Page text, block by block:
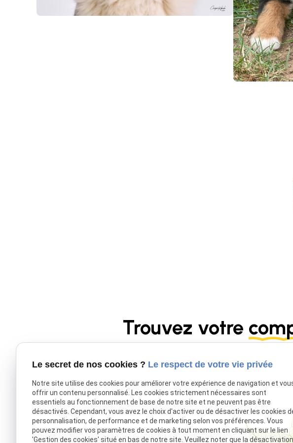
Trouvez votre
Donnez une nouvelle place à l’amour
portées sont limitées contactez-
Navigation
Accueil
Élevage
Le secret de nos cookies ? Le respect de votre vie privée
Notre site utilise des cookies pour améliorer votre expérience de navigation et
offrir un contenu personnalisé. Les cookies strictement nécessaires sont
essentiels au fonctionnement de base de notre site et ne peuvent pas être
désactivés. Cependant, vous avez le choix d'activer ou de désactiver les cookies
personnalisation, de performance et de marketing selon vos préférences. Vous
pouvez modifier vos paramètres de cookies à tout moment en cliquant sur le lien
'Gestion des cookies' situé en bas de notre site. Veuillez noter que la désactivation